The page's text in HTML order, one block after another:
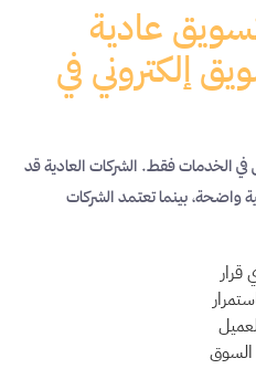
عادية
إلكتروني في
في الخدمات فقط. الشركات العادية قد
واضحة، بينما تعتمد الشركات
قرار
السوق